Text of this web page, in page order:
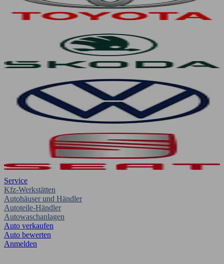
Service
Kfz-Werkstätten
Autohäuser und Händler
Autoteile-Händler
Autowaschanlagen
Auto verkaufen
Auto bewerten
Anmelden